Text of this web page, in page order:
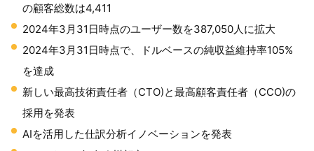
の顧客総数は4,411
2024年3月31日時点のユーザー数を387,050人に拡大
2024年3月31日時点で、ドルベースの純収益維持率105%
を達成
新しい最高技術責任者（CTO)と最高顧客責任者（CCO)の
採用を発表
AIを活用した仕訳分析イノベーションを発表